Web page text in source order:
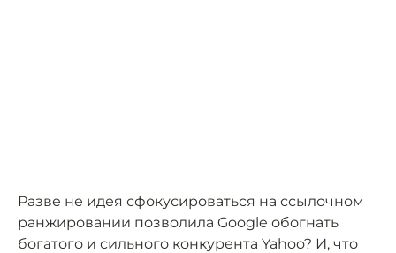
Разве не идея сфокусироваться на ссылочном
ранжировании позволила Google обогнать
богатого и сильного конкурента Yahoo? И, что